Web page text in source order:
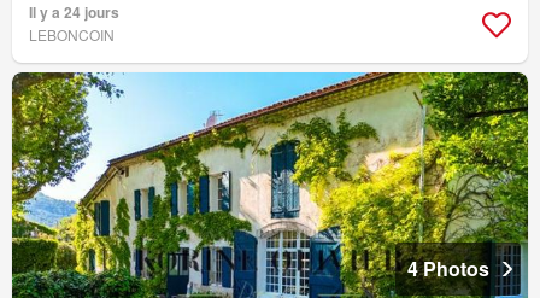
Il y a 24 jours
LEBONCOIN
4 Photos